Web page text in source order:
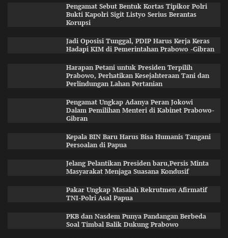
Pengamat Sebut Bentuk Kortas Tipikor Polri
Bukti Kapolri Sigit Listyo Serius Berantas
Korupsi
Jadi Oposisi Tunggal, PDIP Harus Kerja Keras
Hadapi KIM di Pemerintahan Prabowo -Gibran
Harapan Petani untuk Presiden Terpilih
Prabowo, Perhatikan Kesejahteraan Tani dan
Perlindungan Lahan Pertanian
Pengamat Ungkap Adanya Peran Jokowi
Dalam Pemilihan Menteri di Kabinet Prabowo-
Gibran
Kepala BIN Baru Harus Bisa Humanis Tangani
Persoalan di Papua
Jelang Pelantikan Presiden baru,Persis Minta
Masyarakat Menjaga Suasana Kondusif
Pakar Ungkap Masalah Rekrutmen Afirmatif
TNI-Polri Asal Papua
PKB dan Nasdem Punya Pandangan Berbeda
Soal Timbal Balik Dukung Prabowo